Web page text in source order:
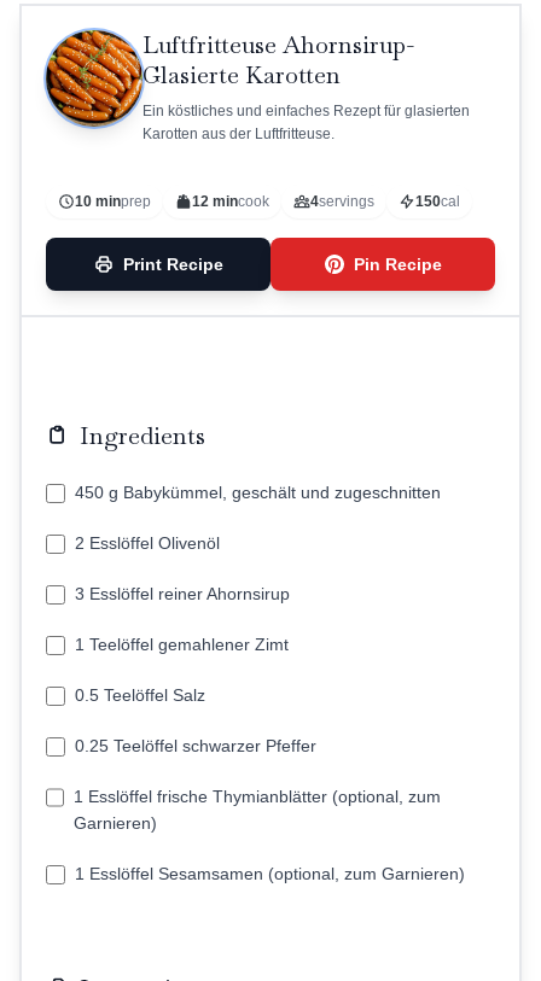
Luftfritteuse Ahornsirup-
Glasierte Karotten
Ein köstliches und einfaches Rezept für glasierten
Karotten aus der Luftfritteuse.
10 minprep 12 mincook 4servings 150cal
Print Recipe Pin Recipe
Ingredients
450 g Babykümmel, geschält und zugeschnitten
2 Esslöffel Olivenöl
3 Esslöffel reiner Ahornsirup
1 Teelöffel gemahlener Zimt
0.5 Teelöffel Salz
0.25 Teelöffel schwarzer Pfeffer
1 Esslöffel frische Thymianblätter (optional, zum
Garnieren)
1 Esslöffel Sesamsamen (optional, zum Garnieren)